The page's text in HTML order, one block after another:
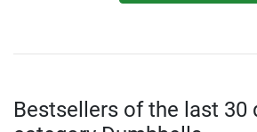
Bestsellers of the last 30